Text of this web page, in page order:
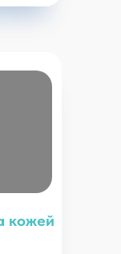
кожей